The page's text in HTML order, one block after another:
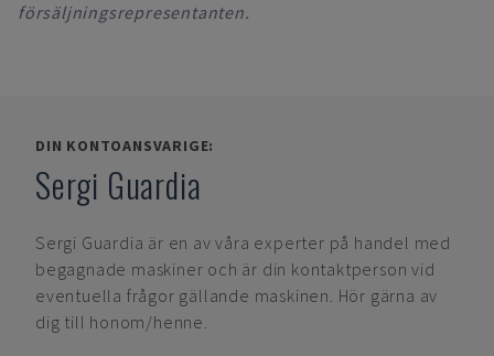
försäljningsrepresentanten.
DIN KONTOANSVARIGE:
Sergi Guardia
Sergi Guardia är en av våra experter på handel med
begagnade maskiner och är din kontaktperson vid
eventuella frågor gällande maskinen. Hör gärna av
dig till honom/henne.